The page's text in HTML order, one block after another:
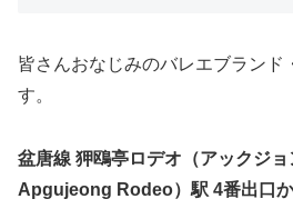
皆さんおなじみのバレエブランド
す。
盆唐線 狎鴎亭ロデオ（アックジ
Apgujeong Rodeo）駅 4番出口